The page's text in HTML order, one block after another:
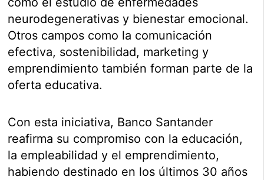
neurodegenerativas y bienestar emocional.
Otros campos como la comunicación
efectiva, sostenibilidad, marketing y
emprendimiento también forman parte de la
oferta educativa.
Con esta iniciativa, Banco Santander
reafirma su compromiso con la educación,
la empleabilidad y el emprendimiento,
habiendo destinado en los últimos 30 años